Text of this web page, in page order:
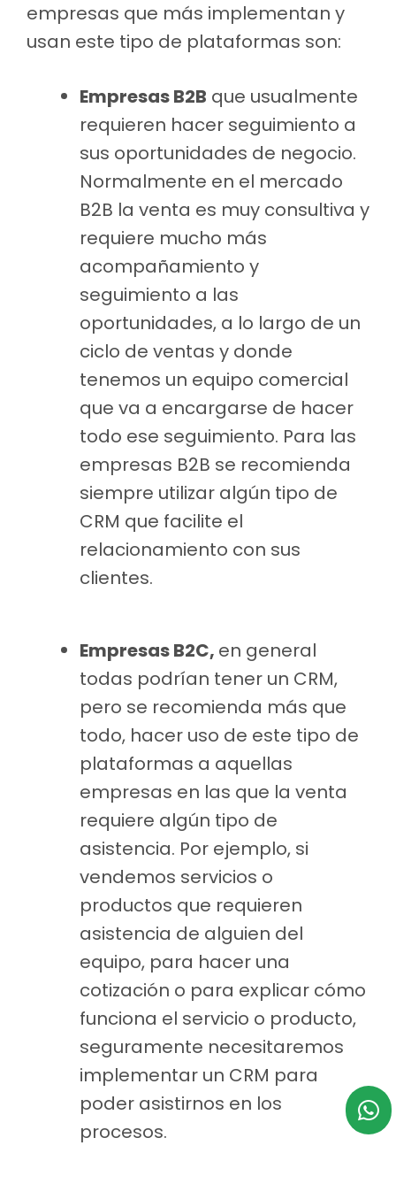
empresas que más implementan y
usan este tipo de plataformas son:
Empresas B2B que usualmente
requieren hacer seguimiento a
sus oportunidades de negocio.
Normalmente en el mercado
B2B la venta es muy consultiva y
requiere mucho más
acompañamiento y
seguimiento a las
oportunidades, a lo largo de un
ciclo de ventas y donde
tenemos un equipo comercial
que va a encargarse de hacer
todo ese seguimiento. Para las
empresas B2B se recomienda
siempre utilizar algún tipo de
CRM que facilite el
relacionamiento con sus
clientes.
Empresas B2C, en general
todas podrían tener un CRM,
pero se recomienda más que
todo, hacer uso de este tipo de
plataformas a aquellas
empresas en las que la venta
requiere algún tipo de
asistencia. Por ejemplo, si
vendemos servicios o
productos que requieren
asistencia de alguien del
equipo, para hacer una
cotización o para explicar cómo
funciona el servicio o producto,
seguramente necesitaremos
implementar un CRM para
poder asistirnos en los
procesos.